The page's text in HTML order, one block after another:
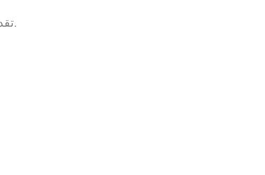
تقديم منتجات صيدلانية وتجميلية أصيلة وموثوقة بأسعار مناسبة مع توصيل سريع لباب بيتك.